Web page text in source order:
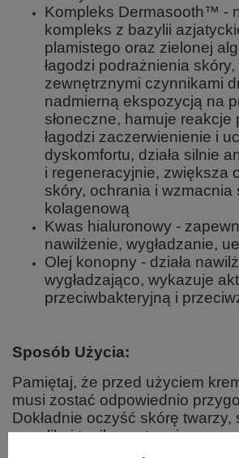
Kompleks Dermasooth™ -
kompleks z bazylii
plamistego oraz zielonej
łagodzi podrażnienia skóry,
zewnętrznymi czynnikami
nadmierną ekspozycją na
słoneczne, hamuje reakcje
łagodzi zaczerwienienie i
dyskomfortu, działa silnie
i regeneracyjnie, zwiększa
skóry, ochrania i wzmacnia
kolagenową
Kwas hialuronowy -
nawilżenie, wygładzanie,
Olej konopny - działa
wygładzająco, wykazuje
przeciwbakteryjną i
Sposób Użycia:
Pamiętaj, że przed użyciem
musi zostać odpowiednio
Dokładnie oczyść skórę twarzy,
zaaplikuj tonik, następnie
Poczekaj chwilę aż się